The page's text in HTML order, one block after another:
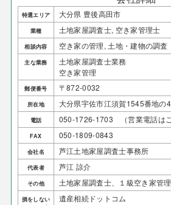
特選エリア 大分県 豊後高田市
業種 土地家屋調査士, 空き家管理士
相談内容 空き家の管理, 土地・建物の調査
主な業務
土地家屋調査士業務
空き家管理
郵便番号 〒872-0032
所在地 大分県宇佐市江須賀1545番地の4
電話 050-1726-1703 （営業電話はご
FAX 050-1809-0843
会社名 芦江土地家屋調査士事務所
代表者 芦江 諒介
その他 土地家屋調査士、１級空き家管
損をしない
遺産相続ドットコム